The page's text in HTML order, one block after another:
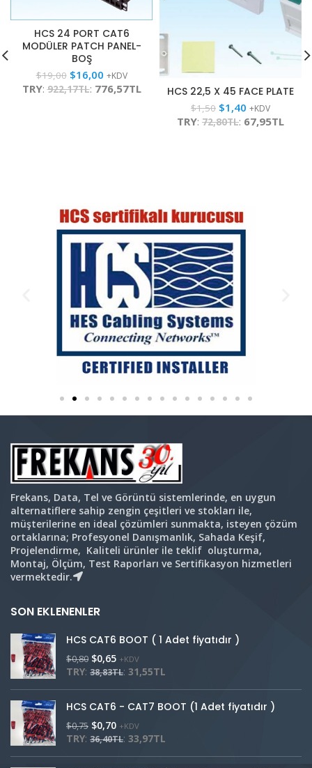
HCS 24 PORT CAT6
MODÜLER PATCH PANEL-
BOŞ
$19,00 $16,00 +KDV
TRY:922,17TL: 776,57TL HCS 22,5 X 45 FACE PLATE
$1,50 $1,40 +KDV
TRY: 72,80TL: 67,95TL
Frekans, Data, Tel ve Görüntü sistemlerinde, en uygun
alternatiflere sahip zengin çeşitleri ve stokları ile,
müşterilerine en ideal çözümleri sunmakta, isteyen çözüm
ortaklarına; Profesyonel Danışmanlık, Sahada Keşif,
Projelendirme, Kaliteli ürünler ile teklif oluşturma,
Montaj, Ölçüm, Test Raporları ve Sertifikasyon hizmetleri
vermektedir.
SON EKLENENLER
HCS CAT6 BOOT ( 1 Adet fiyatıdır )
$0,80 $0,65 +KDV
TRY: 38,83TL: 31,55TL
HCS CAT6 - CAT7 BOOT (1 Adet fiyatıdır )
$0,75 $0,70 +KDV
TRY: 36,40TL: 33,97TL